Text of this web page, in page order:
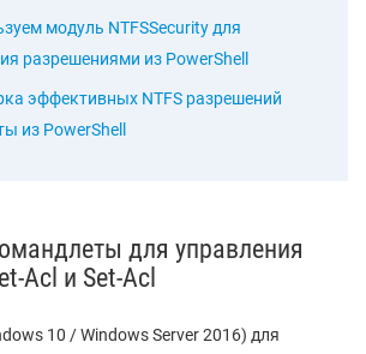
модуль NTFSSecurity для
разрешениями из PowerShell
эффективных NTFS разрешений
из PowerShell
для управления
Acl и Set-Acl
10 / Windows Server 2016) для